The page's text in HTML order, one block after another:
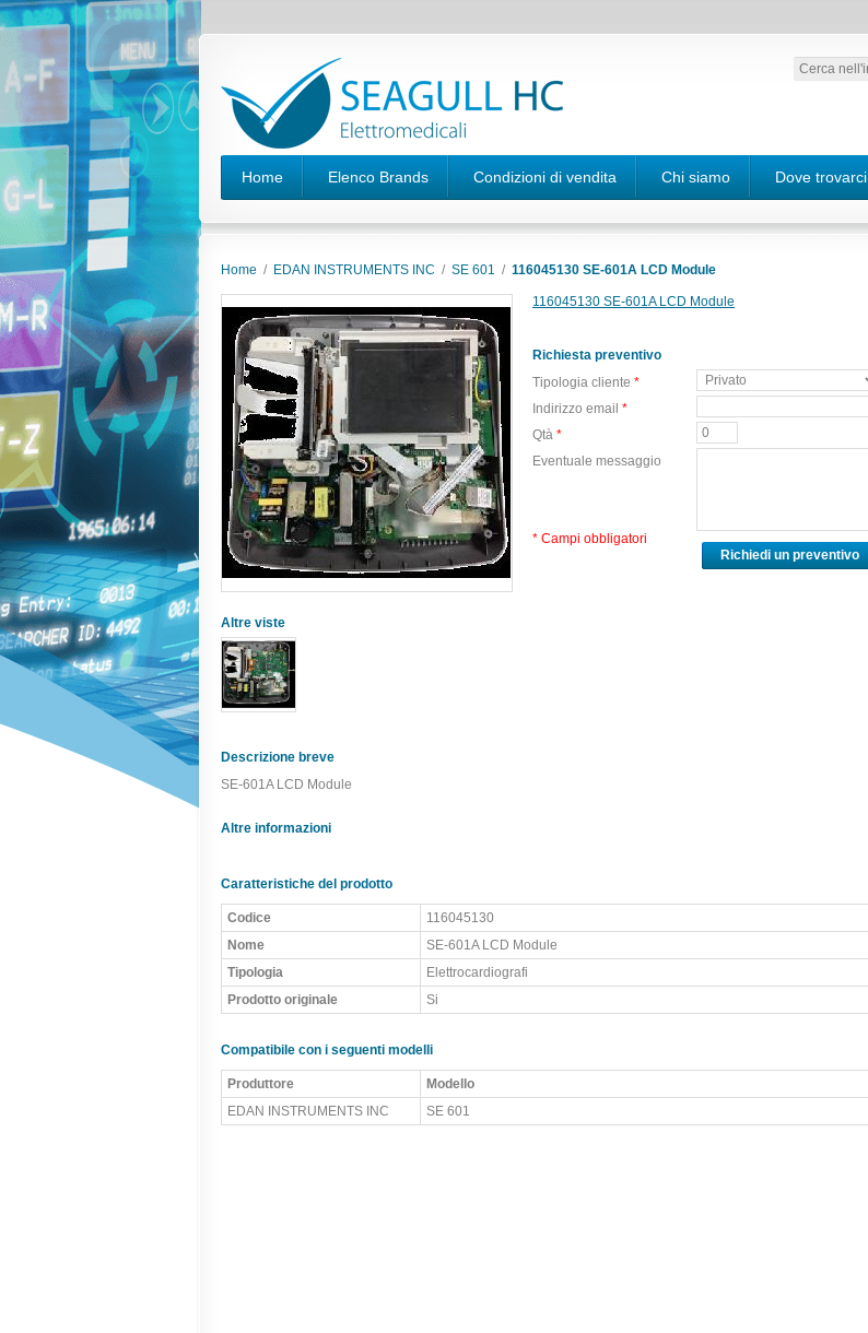
Home Elenco Brands Condizioni di vendita Chi siamo Dove trovarci
Home / EDAN INSTRUMENTS INC / SE 601 / 116045130 SE-601A LCD Module
116045130 SE-601A LCD Module
Richiesta preventivo
Tipologia cliente *
Indirizzo email *
Qtà *
Eventuale messaggio
* Campi obbligatori
Richiedi un preventivo
Altre viste
Descrizione breve
SE-601A LCD Module
Altre informazioni
Caratteristiche del prodotto
Codice
116045130
Nome
SE-601A LCD Module
Tipologia
Elettrocardiografi
Prodotto originale
Si
Compatibile con i seguenti modelli
Produttore
Modello
EDAN INSTRUMENTS INC
SE 601